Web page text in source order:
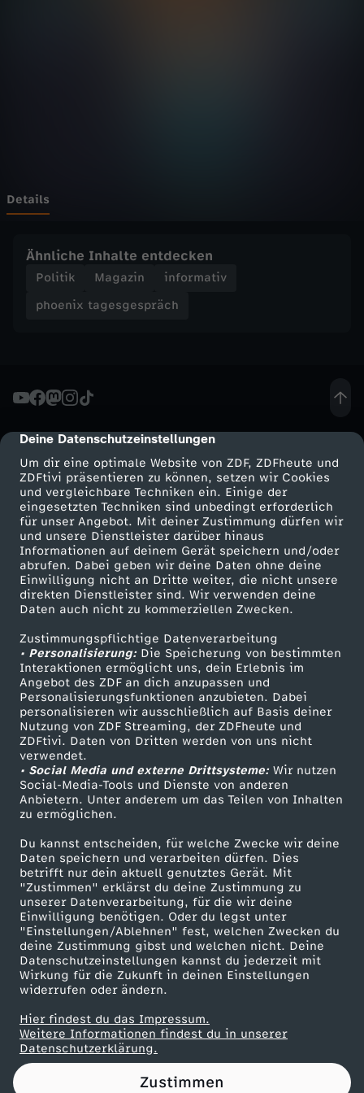
cmp-dialog-description
Deine Datenschutzeinstellungen
Um dir eine optimale Website von ZDF, ZDFheute und
ZDFtivi präsentieren zu können, setzen wir Cookies
und vergleichbare Techniken ein. Einige der
eingesetzten Techniken sind unbedingt erforderlich
für unser Angebot. Mit deiner Zustimmung dürfen wir
und unsere Dienstleister darüber hinaus
Informationen auf deinem Gerät speichern und/oder
abrufen. Dabei geben wir deine Daten ohne deine
Einwilligung nicht an Dritte weiter, die nicht unsere
direkten Dienstleister sind. Wir verwenden deine
Daten auch nicht zu kommerziellen Zwecken.
Zustimmungspflichtige Datenverarbeitung
• Personalisierung:Die Speicherung von bestimmten
Interaktionen ermöglicht uns, dein Erlebnis im
Angebot des ZDF an dich anzupassen und
Personalisierungsfunktionen anzubieten. Dabei
personalisieren wir ausschließlich auf Basis deiner
Nutzung von ZDF Streaming, der ZDFheute und
ZDFtivi. Daten von Dritten werden von uns nicht
verwendet.
• Social Media und externe Drittsysteme:Wir nutzen
Social-Media-Tools und Dienste von anderen
Anbietern. Unter anderem um das Teilen von Inhalten
zu ermöglichen.
Du kannst entscheiden, für welche Zwecke wir deine
Daten speichern und verarbeiten dürfen. Dies
betrifft nur dein aktuell genutztes Gerät. Mit
"Zustimmen" erklärst du deine Zustimmung zu
unserer Datenverarbeitung, für die wir deine
Einwilligung benötigen. Oder du legst unter
"Einstellungen/Ablehnen" fest, welchen Zwecken du
deine Zustimmung gibst und welchen nicht. Deine
Datenschutzeinstellungen kannst du jederzeit mit
Wirkung für die Zukunft in deinen Einstellungen
widerrufen oder ändern.
Hier findest du das Impressum.
Weitere Informationen findest du in unserer
Datenschutzerklärung.
Zustimmen
g
s
ä
c
h
-
K
i
e
s
e
w
e
t
t
e
r
z
u
m
Details
Ähnliche Inhalte entdecken
Politik Magazin
informativ
phoenix tagesgespräch
Mehr ZDF
ZDF-Apps
Smart TV
ZDFtext
Livestreams
Sendungen A-Z
TV-Programm
Service
ZDFmitreden
Kontakt zum ZDF
Tickets
Zuschauerservice
Hilfe
ZDF Unternehmen
Karriere
ZDF goes Schule
Werbefernsehen
Mainzelmännchen
Partner